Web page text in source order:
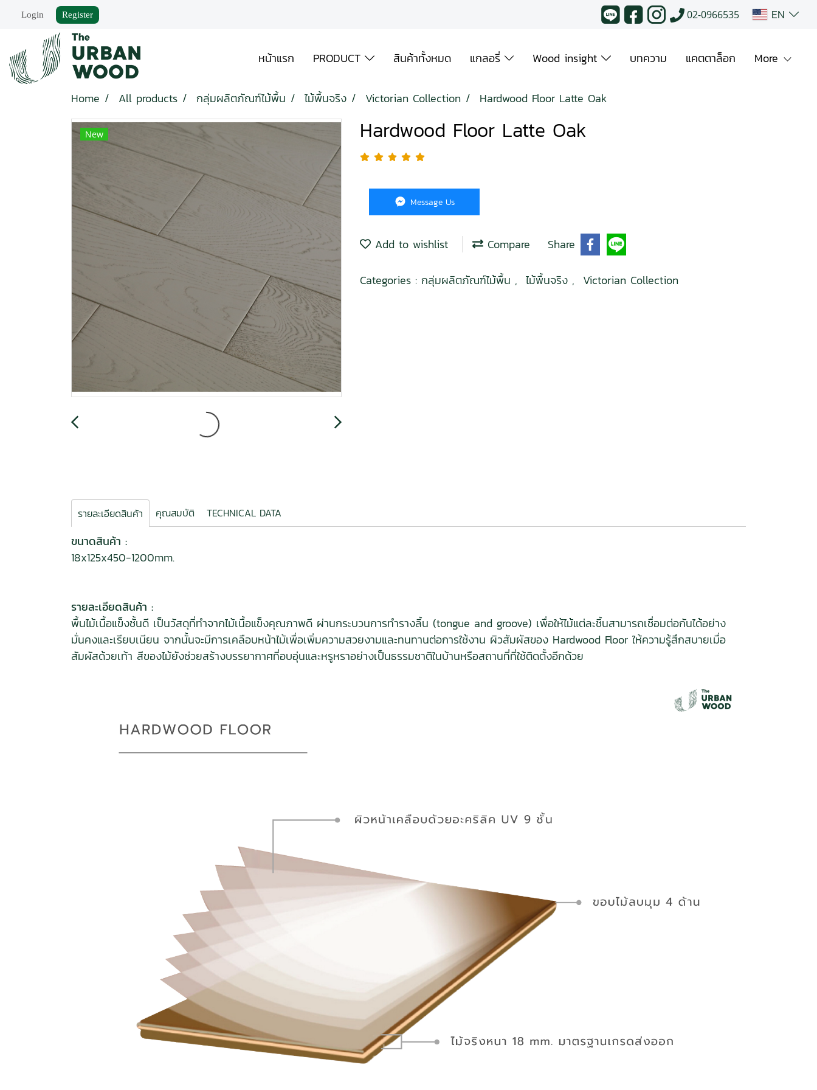
Login Register 02-0966535 EN
หน้าแรก PRODUCT สินค้าทั้งหมด แกลอรี่ Wood insight บทความ แคตตาล็อก More
Home All products กลุ่มผลิตภัณฑ์ไม้พื้น ไม้พื้นจริง Victorian Collection Hardwood Floor Latte Oak
New Hardwood Floor Latte Oak
Message Us
Add to wishlist Compare Share
Categories : กลุ่มผลิตภัณฑ์ไม้พื้น , ไม้พื้นจริง , Victorian Collection
รายละเอียดสินค้า คุณสมบัติ TECHNICAL DATA
ขนาดสินค้า :
18x125x450-1200mm.
รายละเอียดสินค้า :
พื้นไม้เนื้อแข็งชั้นดี เป็นวัสดุที่ทำจากไม้เนื้อแข็งคุณภาพดี ผ่านกระบวนการทำรางลิ้น (tongue and groove) เพื่อให้ไม้แต่ละชิ้นสามารถเชื่อมต่อกันได้อย่าง
มั่นคงและเรียบเนียน จากนั้นจะมีการเคลือบหน้าไม้เพื่อเพิ่มความสวยงามและทนทานต่อการใช้งาน ผิวสัมผัสของ Hardwood Floor ให้ความรู้สึกสบายเมื่อ
สัมผัสด้วยเท้า สีของไม้ยังช่วยสร้างบรรยากาศที่อบอุ่นและหรูหราอย่างเป็นธรรมชาติในบ้านหรือสถานที่ที่ใช้ติดตั้งอีกด้วย